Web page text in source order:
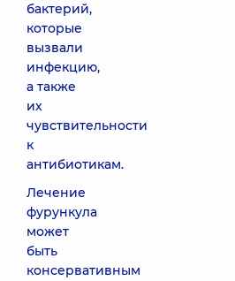
бактерий,
которые
вызвали
инфекцию,
а также
их
чувствительности
к
антибиотикам.
Лечение
фурункула
может
быть
консервативным